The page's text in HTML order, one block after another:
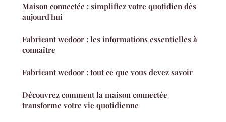
Maison connectée : simplifiez votre quotidien dès
aujourd'hui
Fabricant wedoor : les informations essentielles à
connaître
Fabricant wedoor : tout ce que vous devez savoir
Découvrez comment la maison connectée
transforme votre vie quotidienne